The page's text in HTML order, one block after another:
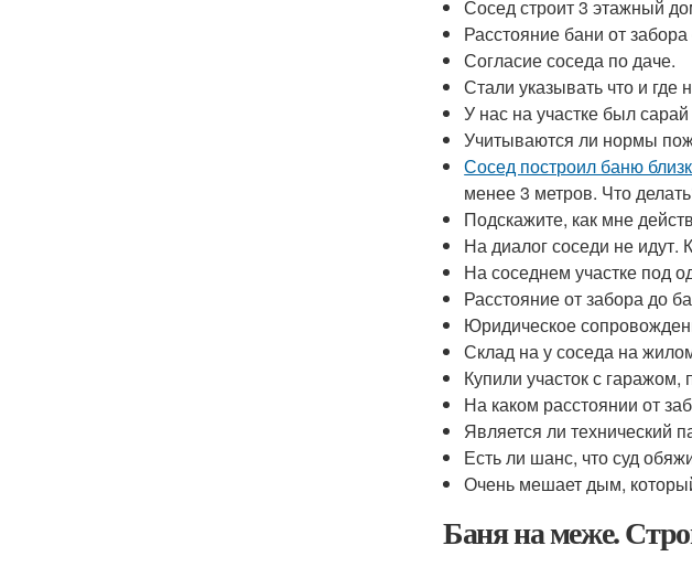
Сосед строит 3 этажный
Расстояние бани от
Согласие соседа по даче.
Стали указывать что и где
У нас на участке был
Учитываются ли нормы
Сосед построил баню
менее 3 метров. Что
Подскажите, как мне
На диалог соседи не идут.
На соседнем участке под
Расстояние от забора до
Юридическое
Склад на у соседа на
Купили участок с
На каком расстоянии от
Является ли технический
Есть ли шанс, что суд
Очень мешает дым,
Баня на меже.